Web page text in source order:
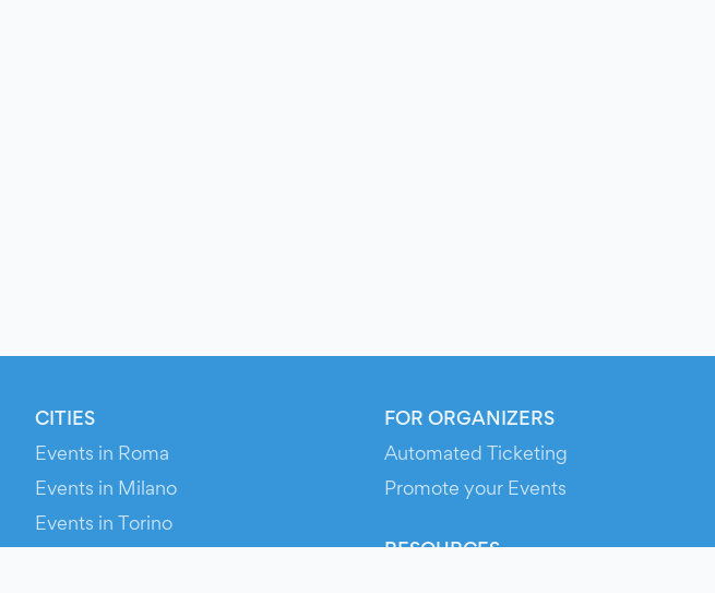
CITIES
Events in Roma
Events in Milano
Events in Torino
FOR ORGANIZERS
Automated Ticketing
Promote your Events
RESOURCES